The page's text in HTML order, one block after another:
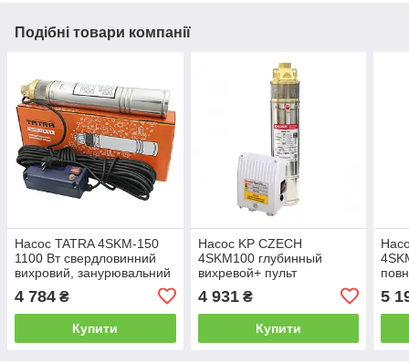
Подібні товари компанії
Насос TATRA 4SKM-150
1100 Вт свердловинний
вихровий, занурювальний
Н=98М, Q=2,7 кбМ (45 л/
м) каб. 20 м.+пульт
Польща
4 784 ₴
Купити
Насос KP CZECH
4SKM100 глубинный
вихревой+ пульт
4 931₴
Купити
5